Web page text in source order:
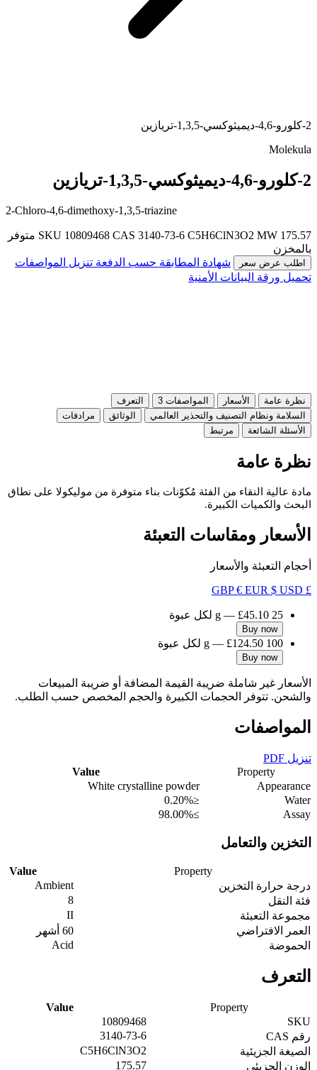
2-كلورو-4,6-ديميثوكسي-1,3,5-تريازين
Molekula
2-كلورو-4,6-ديميثوكسي-1,3,5-تريازين
2-Chloro-4,6-dimethoxy-1,3,5-triazine
SKU 10809468 CAS 3140-73-6 C5H6ClN3O2 MW 175.57
متوفر
بالمخزن
اطلب عرض سعر شهادة المطابقة حسب الدفعة تنزيل المواصفات
تحميل ورقة البيانات الأمنية
نظرة عامة الأسعار المواصفات 3
التعرف
السلامة ونظام التصنيف والتحذير العالمي
الوثائق
مرادفات
الأسئلة الشائعة
مرتبط
نظرة عامة
مادة عالية النقاء من الفئة مُكوّنات بناء متوفرة من موليكولا على نطاق
البحث والكميات الكبيرة.
الأسعار ومقاسات التعبئة
أحجام التعبئة والأسعار
£ GBP
€ EUR $ USD
25 g
— £45.10 لكل عبوة
Buy now
100 g
— £124.50 لكل عبوة
Buy now
الأسعار غير شاملة ضريبة القيمة المضافة أو ضريبة المبيعات
والشحن. تتوفر الحجمات الكبيرة والحجم المخصص حسب الطلب.
المواصفات
تنزيل PDF
Property
Value
Appearance
White crystalline powder
Water
≤0.20%
Assay
≥98.00%
التخزين والتعامل
Property
Value
درجة حرارة التخزين
Ambient
فئة النقل
8
مجموعة التعبئة
II
العمر الافتراضي
60 أشهر
الحموضة
Acid
التعرف
Property
Value
SKU
10809468
رقم CAS
3140-73-6
الصيغة الجزيئية
C5H6ClN3O2
الوزن الجزيئي
175.57